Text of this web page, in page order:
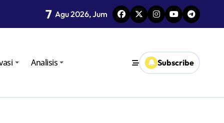
7 Agu 2026, Jum
Analisis Subscribe